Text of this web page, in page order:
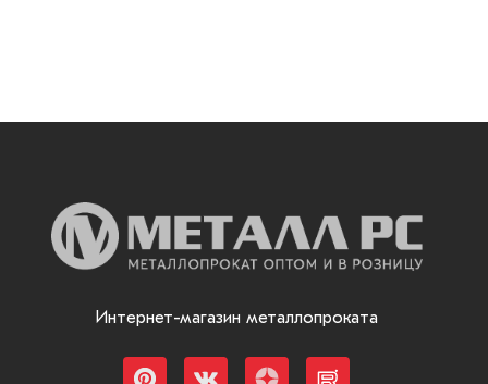
Интернет-магазин металлопроката